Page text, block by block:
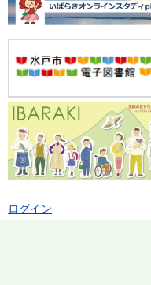
ログイン